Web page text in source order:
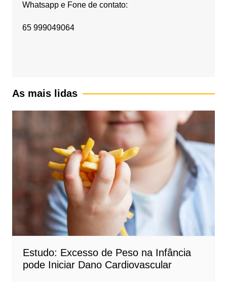
Whatsapp e Fone de contato:
65 999049064
As mais lidas
Estudo: Excesso de Peso na Infância
pode Iniciar Dano Cardiovascular